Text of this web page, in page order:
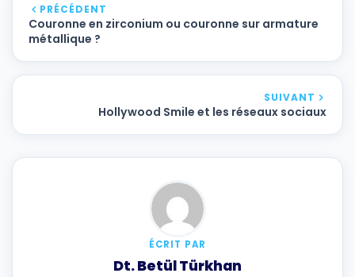
PRÉCÉDENT
Couronne en zirconium ou couronne sur armature
métallique ?
SUIVANT
Hollywood Smile et les réseaux sociaux
ÉCRIT PAR
Dt. Betül Türkhan